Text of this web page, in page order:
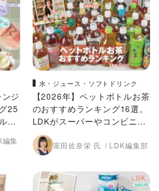
ジ
25
、
品
編集
水・ジュース・ソフトドリンク
【2026年】ペットボトルお茶
のおすすめランキング16選。
LDKがスーパーやコンビニな
どで買える人気商品をプロと
比較 富田佐奈栄 氏 LDK編集部